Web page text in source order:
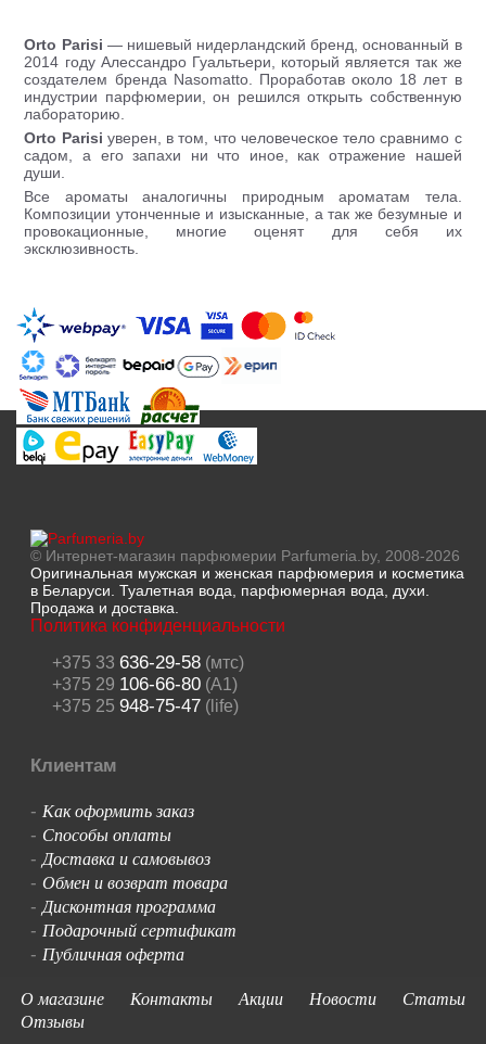
Orto Parisi — нишевый нидерландский бренд, основанный в
2014 году Алессандро Гуальтьери, который является так же
создателем бренда Nasomatto. Проработав около 18 лет в
индустрии парфюмерии, он решился открыть собственную
лабораторию.
Orto Parisi уверен, в том, что человеческое тело сравнимо с
садом, а его запахи ни что иное, как отражение нашей
души.
Все ароматы аналогичны природным ароматам тела.
Композиции утонченные и изысканные, а так же безумные и
провокационные, многие оценят для себя их
эксклюзивность.
© Интернет-магазин парфюмерии Parfumeria.by, 2008-2026
Оригинальная мужская и женская парфюмерия и косметика
в Беларуси. Туалетная вода, парфюмерная вода, духи.
Продажа и доставка.
Политика конфиденциальности
+375 33 636-29-58(мтс)
+375 29 106-66-80(A1)
+375 25 948-75-47(life)
Клиентам
- Как оформить заказ
- Способы оплаты
-Доставка и самовывоз
- Обмен и возврат товара
-Дисконтная программа
- Подарочный сертификат
- Публичная оферта
О магазине
Контакты Акции Новости
Статьи
Отзывы